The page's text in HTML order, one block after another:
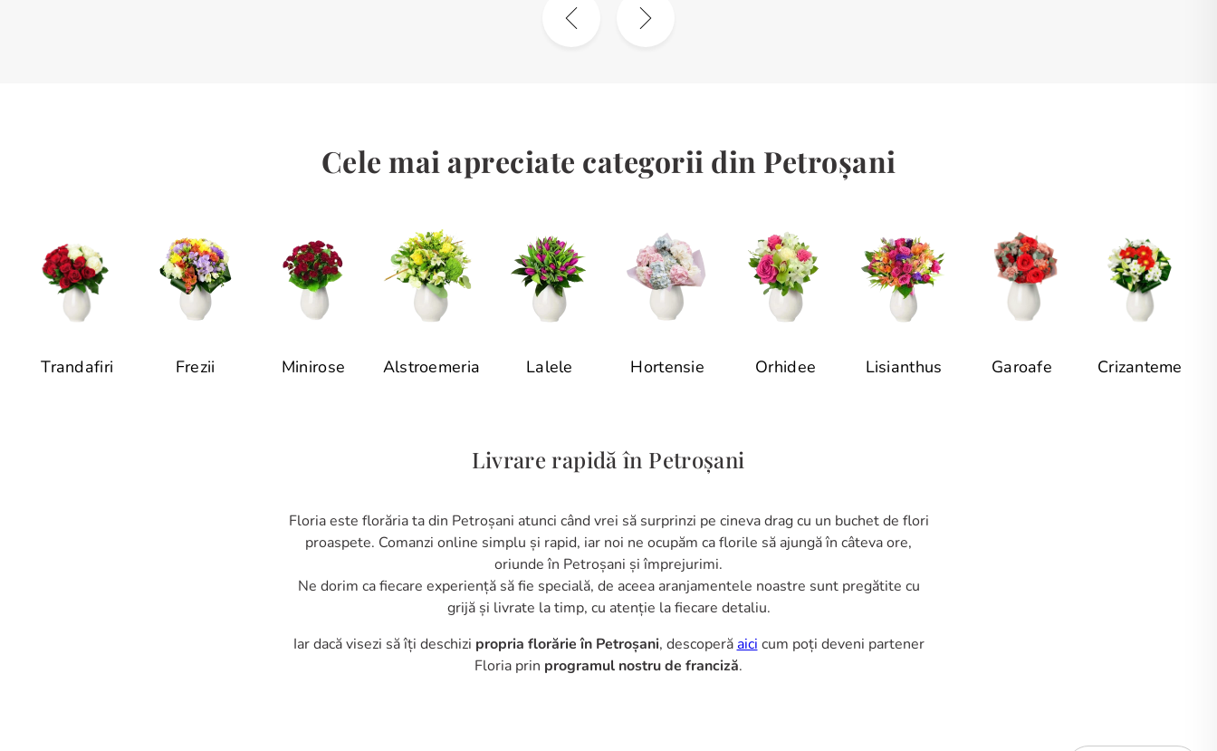
Cele mai apreciate categorii din Petroșani
Trandafiri Frezii Minirose Alstroemeria Lalele Hortensie Orhidee Lisianthus Garoafe Crizanteme
Livrare rapidă în Petroșani
Floria este florăria ta din Petroșani atunci când vrei să surprinzi pe cineva drag cu un buchet de flori
proaspete. Comanzi online simplu și rapid, iar noi ne ocupăm ca florile să ajungă în câteva ore,
oriunde în Petroșani și împrejurimi.
Ne dorim ca fiecare experiență să fie specială, de aceea aranjamentele noastre sunt pregătite cu
grijă și livrate la timp, cu atenție la fiecare detaliu.
Iar dacă visezi să îți deschizi propria florărie în Petroșani, descoperăaici cum poți deveni partener
Floria prin programul nostru de franciză.